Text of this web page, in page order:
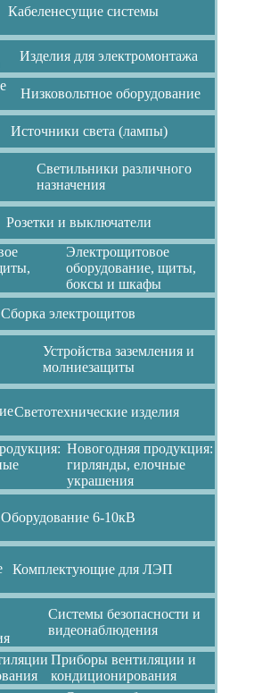
Кабеленесущие системы
Изделия для электромонтажа
Низковольтное оборудование
Источники света (лампы)
Светильники различного
назначения
Розетки и выключатели
Электрощитовое
оборудование, щиты,
боксы и шкафы
Сборка электрощитов
Устройства заземления и
молниезащиты
Светотехнические изделия
Новогодняя продукция:
гирлянды, елочные
украшения
Оборудование 6-10кВ
Комплектующие для ЛЭП
Системы безопасности и
видеонаблюдения
Приборы вентиляции и
кондиционирования